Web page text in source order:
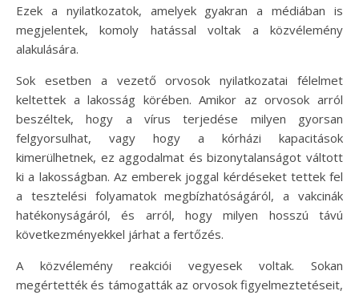
Ezek a nyilatkozatok, amelyek gyakran a médiában is
megjelentek, komoly hatással voltak a közvélemény
alakulására.
Sok esetben a vezető orvosok nyilatkozatai félelmet
keltettek a lakosság körében. Amikor az orvosok arról
beszéltek, hogy a vírus terjedése milyen gyorsan
felgyorsulhat, vagy hogy a kórházi kapacitások
kimerülhetnek, ez aggodalmat és bizonytalanságot váltott
ki a lakosságban. Az emberek joggal kérdéseket tettek fel
a tesztelési folyamatok megbízhatóságáról, a vakcinák
hatékonyságáról, és arról, hogy milyen hosszú távú
következményekkel járhat a fertőzés.
A közvélemény reakciói vegyesek voltak. Sokan
megértették és támogatták az orvosok figyelmeztetéseit,